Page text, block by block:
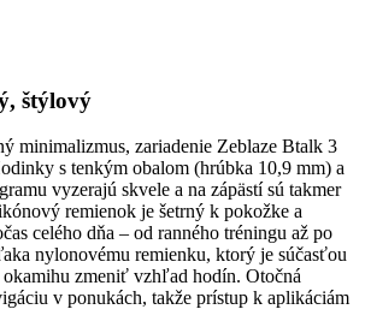
štýlový
minimalizmus, zariadenie Zeblaze Btalk 3
s tenkým obalom (hrúbka 10,9 mm) a
vyzerajú skvele a na zápästí sú takmer
remienok je šetrný k pokožke a
celého dňa – od ranného tréningu až po
nylonovému remienku, ktorý je súčasťou
okamihu zmeniť vzhľad hodín. Otočná
v ponukách, takže prístup k aplikáciám